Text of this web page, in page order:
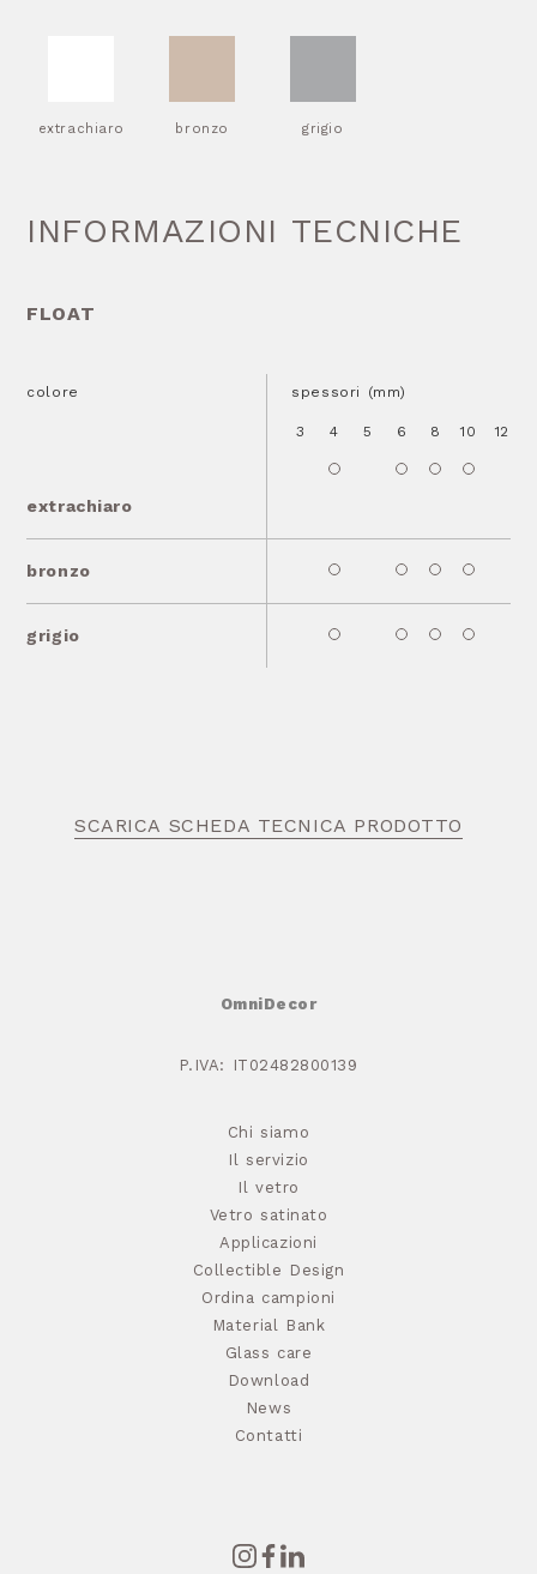
extrachiaro bronzo grigio
INFORMAZIONI TECNICHE
FLOAT
colore
extrachiaro
spessori (mm)
3 4 5 6 8 10 12
bronzo
grigio
SCARICA SCHEDA TECNICA PRODOTTO
OmniDecor
P.IVA: IT02482800139
Chi siamo
Il servizio
Il vetro
Vetro satinato
Applicazioni
Collectible Design
Ordina campioni
Material Bank
Glass care
Download
News
Contatti